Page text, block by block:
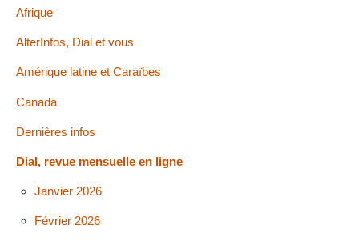
Afrique
AlterInfos, Dial et vous
Amérique latine et Caraïbes
Canada
Dernières infos
Dial, revue mensuelle en ligne
Janvier 2026
Février 2026